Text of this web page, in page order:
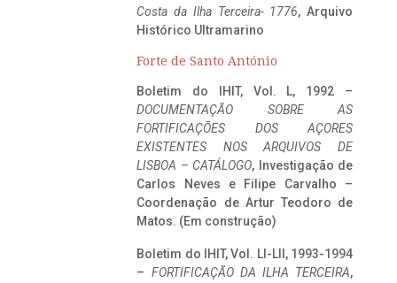
Costa da Ilha Terceira- 1776, Arquivo
Histórico Ultramarino
Forte de Santo António
Boletim do IHIT, Vol. L, 1992 –
DOCUMENTAÇÃO SOBRE AS
FORTIFICAÇÕES DOS AÇORES
EXISTENTES NOS ARQUIVOS DE
LISBOA – CATÁLOGO, Investigação de
Carlos Neves e Filipe Carvalho –
Coordenação de Artur Teodoro de
Matos. (Em construção)
Boletim do IHIT, Vol. LI-LII, 1993-1994
– FORTIFICAÇÃO DA ILHA TERCEIRA,